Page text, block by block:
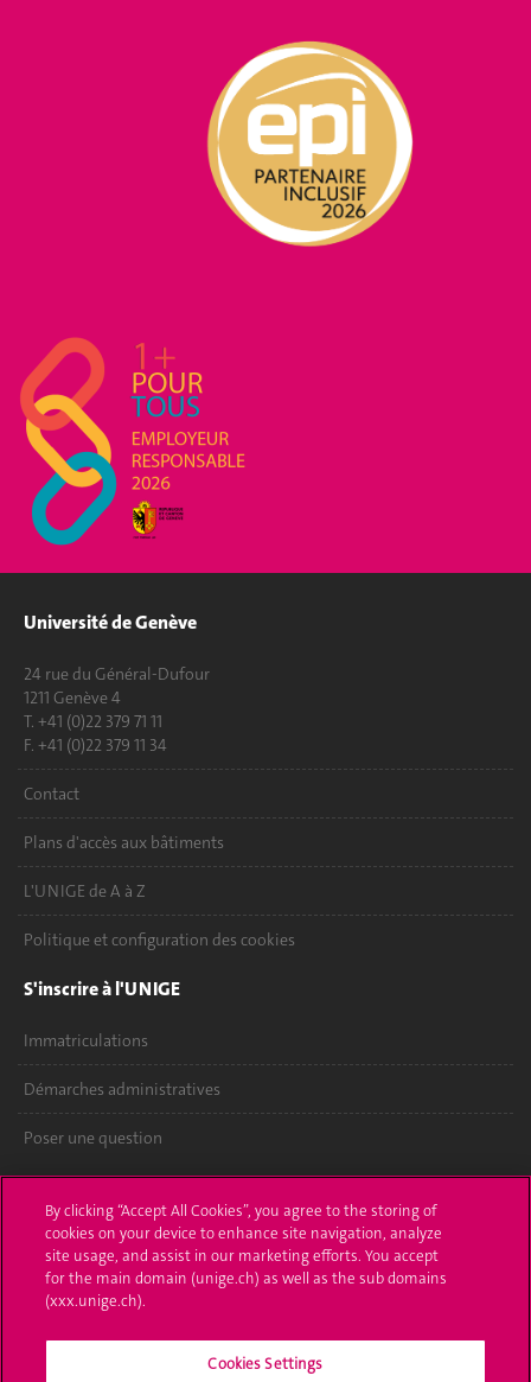
Université de Genève
24 rue du Général-Dufour
1211 Genève 4
T. +41 (0)22 379 71 11
F. +41 (0)22 379 11 34
Contact
Plans d'accès aux bâtiments
L'UNIGE de A à Z
Politique et configuration des cookies
S'inscrire à l'UNIGE
Immatriculations
Démarches administratives
Poser une question
UNIGE Mobile
Médias
Offres d'emploi
By clicking “Accept All Cookies”, you agree to the storing of
cookies on your device to enhance site navigation, analyze
site usage, and assist in our marketing efforts. You accept
for the main domain (unige.ch) as well as the sub domains
(xxx.unige.ch).
Cookies Settings